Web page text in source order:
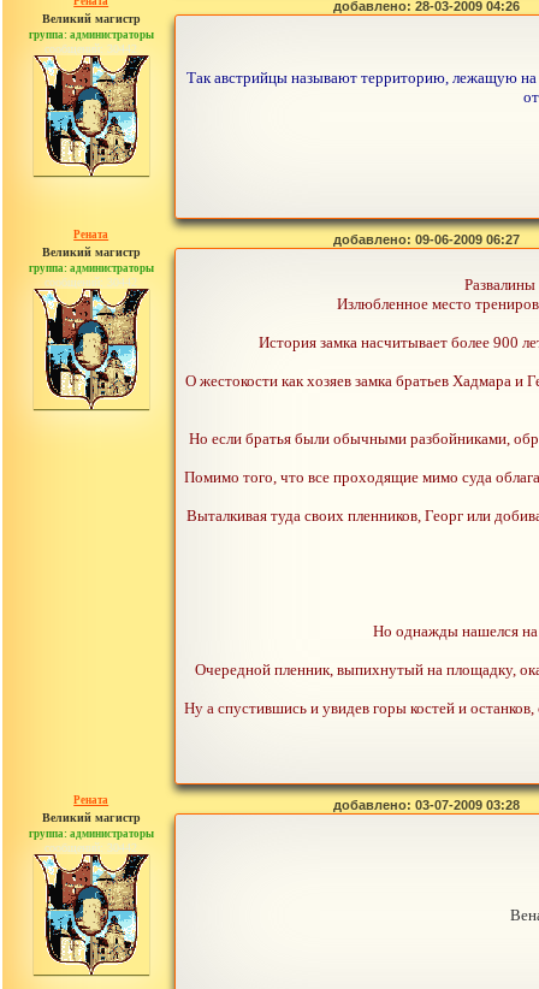
Великий магистр
группа: администраторы
сообщений: 30442
добавлено: 28-03-2009 04:26
Так австрийцы называют территорию, лежащую
Рената
Великий магистр
группа: администраторы
сообщений: 30442
добавлено: 09-06-2009 06:27
Излюбленное место
История замка насчитывает более 900
О жестокости как хозяев замка братьев Хадмара
Но если братья были обычными разбойниками,
Помимо того, что все проходящие мимо суда
Выталкивая туда своих пленников, Георг или
Но однажды нашелся на
Очередной пленник, выпихнутый на площадку,
Ну а спустившись и увидев горы костей и
Рената
Великий магистр
группа: администраторы
сообщений: 30442
добавлено: 03-07-2009 03:28